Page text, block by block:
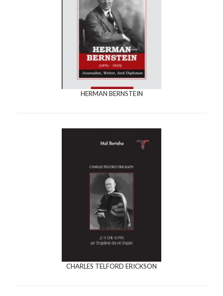
HERMAN BERNSTEIN
CHARLES TELFORD ERICKSON